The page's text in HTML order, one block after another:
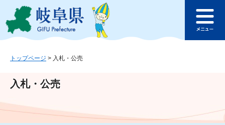
ジ
ュ
文
このページの本文へ
ュ
トップページ > 入札・公売
入札・公売